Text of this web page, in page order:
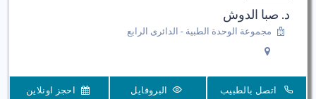
د. صبا الدوش
مجموعة الوحدة الطبية - الدائرى الرابع
اتصل بالطبيب البروفايل احجز اونلاين